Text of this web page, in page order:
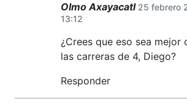
Olmo Axayacatl 25 febrero
13:12
¿Crees que eso sea mejor
las carreras de 4, Diego?
Responder